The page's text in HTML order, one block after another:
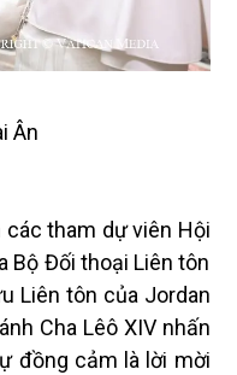
Ân
tham dự viên Hội
Bộ Đối thoại Liên tôn
Liên tôn của Jordan
Cha Lêô XIV nhấn
đồng cảm là lời mời